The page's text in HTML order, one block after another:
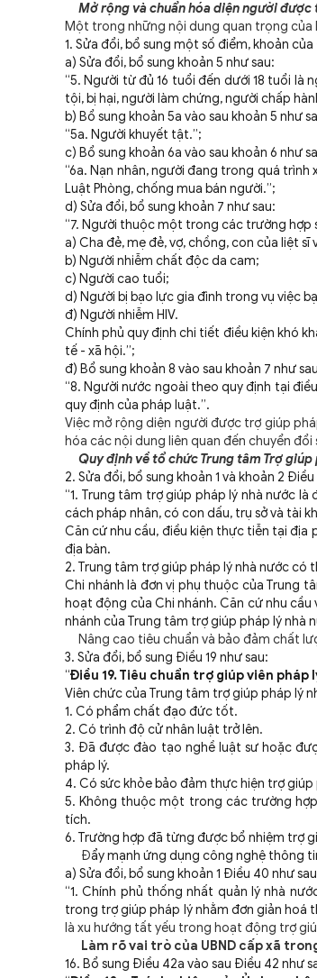
Mở rộng và chuẩn hóa diện người được
Một trong những nội dung quan trọng của
1. Sửa đổi, bổ sung một số điểm, khoản
a) Sửa đổi, bổ sung khoản 5 như sau:
“5. Người từ đủ 16 tuổi đến dưới 18 tuổi là
tội, bị hại, người làm chứng, người chấp
b) Bổ sung khoản 5a vào sau khoản 5 như
“5a. Người khuyết tật.”;
c) Bổ sung khoản 6a vào sau khoản 6 như
“6a. Nạn nhân, người đang trong quá
Luật Phòng, chống mua bán người.”;
d) Sửa đổi, bổ sung khoản 7 như sau:
“7. Người thuộc một trong các trường hợp
a) Cha đẻ, mẹ đẻ, vợ, chồng, con của liệt
b) Người nhiễm chất độc da cam;
c) Người cao tuổi;
d) Người bị bạo lực gia đình trong vụ việc
đ) Người nhiễm HIV.
Chính phủ quy định chi tiết điều kiện khó
tế - xã hội.”;
đ) Bổ sung khoản 8 vào sau khoản 7 như
“8. Người nước ngoài theo quy định tại
quy định của pháp luật.”.
Việc mở rộng diện người được trợ giúp
hóa các nội dung liên quan đến chuyển
Quy định về tổ chức Trung tâm Trợ giúp
2. Sửa đổi, bổ sung khoản 1 và khoản 2 Điều
“1. Trung tâm trợ giúp pháp lý nhà nước
cách pháp nhân, có con dấu, trụ sở và tài
Căn cứ nhu cầu, điều kiện thực tiễn tại địa
địa bàn.
2. Trung tâm trợ giúp pháp lý nhà nước có
Chi nhánh là đơn vị phụ thuộc của Trung
hoạt động của Chi nhánh. Căn cứ nhu
nhánh của Trung tâm trợ giúp pháp lý nhà
Nâng cao tiêu chuẩn và bảo đảm chất
3. Sửa đổi, bổ sung Điều 19 như sau:
“Điều 19. Tiêu chuẩn trợ giúp viên pháp
Viên chức của Trung tâm trợ giúp pháp lý
1. Có phẩm chất đạo đức tốt.
2. Có trình độ cử nhân luật trở lên.
3. Đã được đào tạo nghề luật sư hoặc
pháp lý.
4. Có sức khỏe bảo đảm thực hiện trợ giúp
5. Không thuộc một trong các trường
tích.
6. Trường hợp đã từng được bổ nhiệm trợ
Đẩy mạnh ứng dụng công nghệ thông
a) Sửa đổi, bổ sung khoản 1 Điều 40 như
“1. Chính phủ thống nhất quản lý nhà
trong trợ giúp pháp lý nhằm đơn giản hoá
là xu hướng tất yếu trong hoạt động trợ
Làm rõ vai trò của UBND cấp xã
16. Bổ sung Điều 42a vào sau Điều 42 như